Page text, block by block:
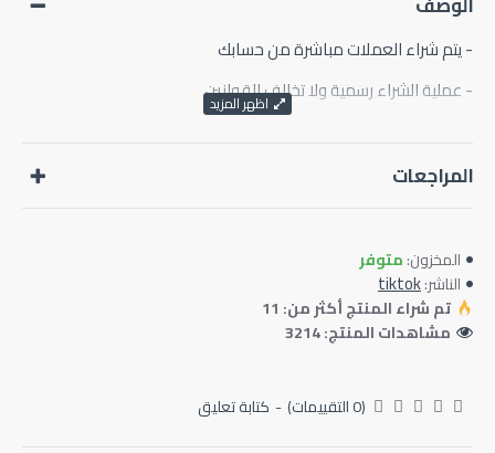
- يتم شراء العملات مباشرة من حسابك
- عملية الشراء رسمية ولا تخالف القوانين
المراجعات
المخزون:متوفر
الناشر:tiktok
تم شراء المنتج أكثر من: 11
مشاهدات المنتج: 3214
(0 التقييمات) - كتابة تعليق